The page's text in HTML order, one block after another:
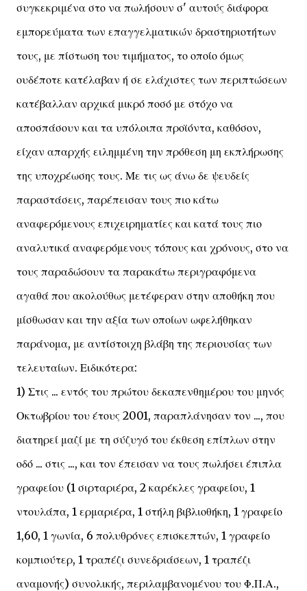
συγκεκριμένα στο να πωλήσουν σ' αυτούς διάφορα
εμπορεύματα των επαγγελματικών δραστηριοτήτων
τους, με πίστωση του τιμήματος, το οποίο όμως
ουδέποτε κατέλαβαν ή σε ελάχιστες των περιπτώσεων
κατέβαλλαν αρχικά μικρό ποσό με στόχο να
αποσπάσουν και τα υπόλοιπα προϊόντα, καθόσον,
είχαν απαρχής ειλημμένη την πρόθεση μη εκπλήρωσης
της υποχρέωσης τους. Με τις ως άνω δε ψευδείς
παραστάσεις, παρέπεισαν τους πιο κάτω
αναφερόμενους επιχειρηματίες και κατά τους πιο
αναλυτικά αναφερόμενους τόπους και χρόνους, στο να
τους παραδώσουν τα παρακάτω περιγραφόμενα
αγαθά που ακολούθως μετέφεραν στην αποθήκη που
μίσθωσαν και την αξία των οποίων ωφελήθηκαν
παράνομα, με αντίστοιχη βλάβη της περιουσίας των
τελευταίων. Ειδικότερα:
1) Στις ... εντός του πρώτου δεκαπενθημέρου του μηνός
Οκτωβρίου του έτους 2001, παραπλάνησαν τον ..., που
διατηρεί μαζί με τη σύζυγό του έκθεση επίπλων στην
οδό ... στις ..., και τον έπεισαν να τους πωλήσει έπιπλα
γραφείου (1 σιρταριέρα, 2 καρέκλες γραφείου, 1
ντουλάπα, 1 ερμαριέρα, 1 στήλη βιβλιοθήκη, 1 γραφείο
1,60, 1 γωνία, 6 πολυθρόνες επισκεπτών, 1 γραφείο
κομπιούτερ, 1 τραπέζι συνεδριάσεων, 1 τραπέζι
αναμονής) συνολικής, περιλαμβανομένου του Φ.Π.Α.,